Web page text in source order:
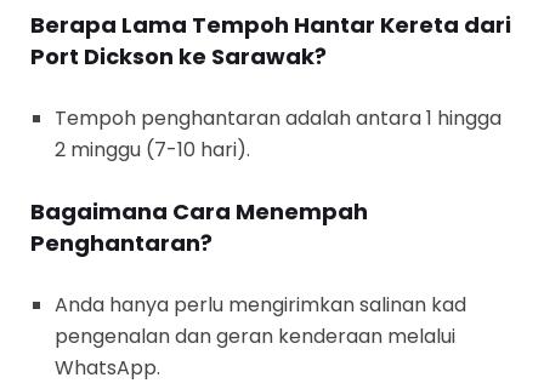
Berapa Lama Tempoh Hantar Kereta dari
Port Dickson ke Sarawak?
Tempoh penghantaran adalah antara 1 hingga
2 minggu (7-10 hari).
Bagaimana Cara Menempah
Penghantaran?
Anda hanya perlu mengirimkan salinan kad
pengenalan dan geran kenderaan melalui
WhatsApp.